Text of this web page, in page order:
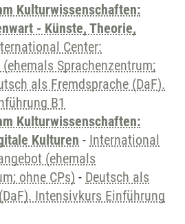
Kulturwissenschaften:
- Künste, Theorie,
Center:
Sprachenzentrum;
als Fremdsprache (DaF).
B1
Kulturwissenschaften:
Kulturen - International
(ehemals
ohne CPs) - Deutsch als
Intensivkurs Einführung